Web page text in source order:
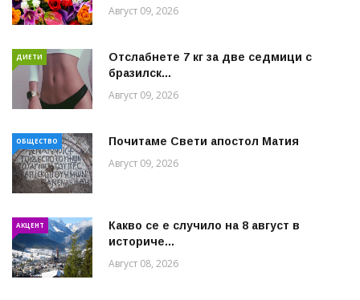
Август 09, 2026
ДИЕТИ
Отслабнете 7 кг за две седмици с
бразилск...
Август 09, 2026
ОБЩЕСТВО Почитаме Свети апостол Матия
Август 09, 2026
АКЦЕНТ
Какво се е случило на 8 август в
историче...
Август 08, 2026